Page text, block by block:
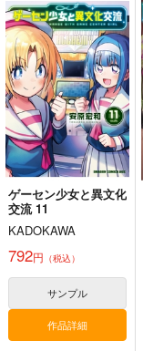
推しの聖地巡礼でイラ
クに行った話
Crazy9
1,447円（税込）
ギルガメッシュ
サンプル
作品詳細
ゲーセン少女と異文化
交流 11
KADOKAWA
792円 （税込）
サンプル
作品詳細